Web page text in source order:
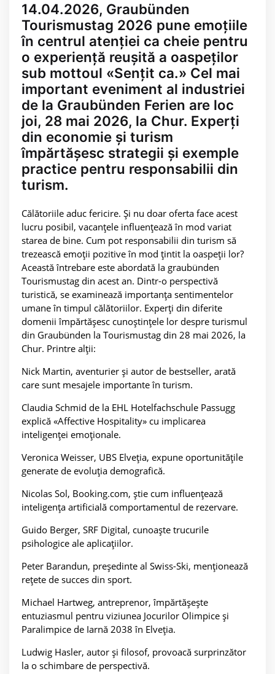
14.04.2026, Graubünden
Tourismustag 2026 pune emoțiile
în centrul atenției ca cheie pentru
o experiență reușită a oaspeților
sub mottoul «Sențit ca.» Cel mai
important eveniment al industriei
de la Graubünden Ferien are loc
joi, 28 mai 2026, la Chur. Experți
din economie și turism
împărtășesc strategii și exemple
practice pentru responsabilii din
turism.
Călătoriile aduc fericire. Și nu doar oferta face acest
lucru posibil, vacanțele influențează în mod variat
starea de bine. Cum pot responsabilii din turism să
trezească emoții pozitive în mod țintit la oaspeții lor?
Această întrebare este abordată la graubünden
Tourismustag din acest an. Dintr-o perspectivă
turistică, se examinează importanța sentimentelor
umane în timpul călătoriilor. Experți din diferite
domenii împărtășesc cunoștințele lor despre turismul
din Graubünden la Tourismustag din 28 mai 2026, la
Chur. Printre alții:
Nick Martin, aventurier și autor de bestseller, arată
care sunt mesajele importante în turism.
Claudia Schmid de la EHL Hotelfachschule Passugg
explică «Affective Hospitality» cu implicarea
inteligenței emoționale.
Veronica Weisser, UBS Elveția, expune oportunitățile
generate de evoluția demografică.
Nicolas Sol, Booking.com, știe cum influențează
inteligența artificială comportamentul de rezervare.
Guido Berger, SRF Digital, cunoaște trucurile
psihologice ale aplicațiilor.
Peter Barandun, președinte al Swiss-Ski, menționează
rețete de succes din sport.
Michael Hartweg, antreprenor, împărtășește
entuziasmul pentru viziunea Jocurilor Olimpice și
Paralimpice de Iarnă 2038 în Elveția.
Ludwig Hasler, autor și filosof, provoacă surprinzător
la o schimbare de perspectivă.